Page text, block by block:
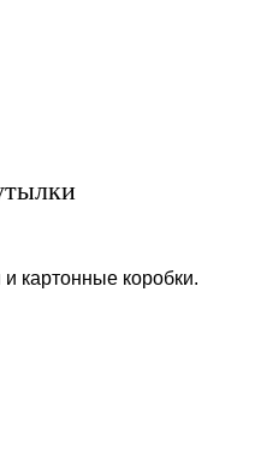
картонные коробки.